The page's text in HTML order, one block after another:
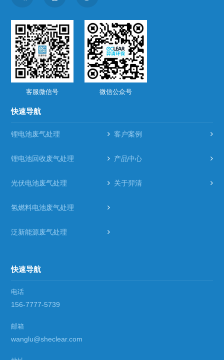
客服微信号 微信公众号
快速导航
锂电池废气处理 客户案例
锂电池回收废气处理 产品中心
光伏电池废气处理 关于羿清
氢燃料电池废气处理
泛新能源废气处理
快速导航
电话
156-7777-5739
邮箱
wanglu@sheclear.com